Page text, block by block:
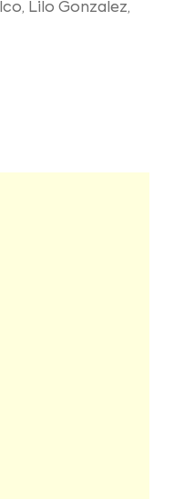
Lilo Gonzalez,